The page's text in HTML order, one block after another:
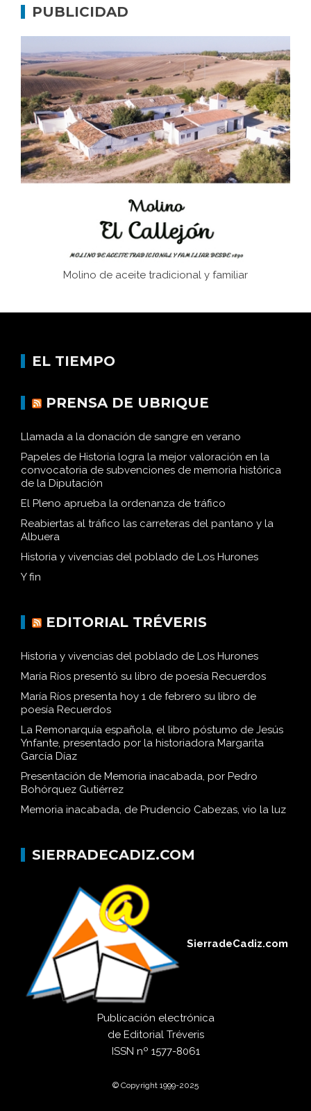
concentración nazis
Bornos
El Frente Popular. Ubrique, febrero-julio 1936
Juntar las letras. La alfabetización en el campo: del
afán de saber a la autogestión
Historia y vivencias del poblado de Los Hurones
PUBLICIDAD
Molino de aceite tradicional y familiar
EL TIEMPO
PRENSA DE UBRIQUE
Llamada a la donación de sangre en verano
Papeles de Historia logra la mejor valoración en la
convocatoria de subvenciones de memoria histórica
de la Diputación
El Pleno aprueba la ordenanza de tráfico
Reabiertas al tráfico las carreteras del pantano y la
Albuera
Historia y vivencias del poblado de Los Hurones
Y fin
EDITORIAL TRÉVERIS
Historia y vivencias del poblado de Los Hurones
María Ríos presentó su libro de poesía Recuerdos
María Ríos presenta hoy 1 de febrero su libro de
poesía Recuerdos
La Remonarquía española, el libro póstumo de Jesús
Ynfante, presentado por la historiadora Margarita
García Díaz
Presentación de Memoria inacabada, por Pedro
Bohórquez Gutiérrez
Memoria inacabada, de Prudencio Cabezas, vio la luz
SIERRADECADIZ.COM
SierradeCadiz.com
Publicación electrónica
de Editorial Tréveris
ISSN nº 1577-8061
© Copyright 1999-2025